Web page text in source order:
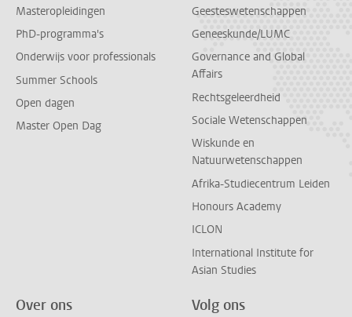
Masteropleidingen
PhD-programma's
Onderwijs voor professionals
Summer Schools
Open dagen
Master Open Dag
Geesteswetenschappen
Geneeskunde/LUMC
Governance and Global
Affairs
Rechtsgeleerdheid
Sociale Wetenschappen
Wiskunde en
Natuurwetenschappen
Afrika-Studiecentrum Leiden
Honours Academy
ICLON
International Institute for
Asian Studies
Over ons Volg ons